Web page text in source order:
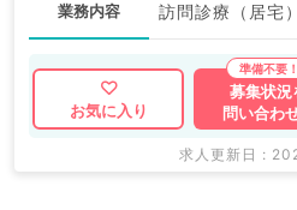
業務内容 訪問診療（居宅
お気に入り
募集状況
問い合わ
求人更新日 :